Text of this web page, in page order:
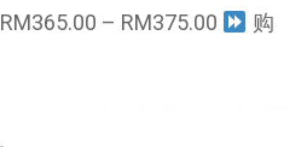
RM365.00 – RM375.00
购